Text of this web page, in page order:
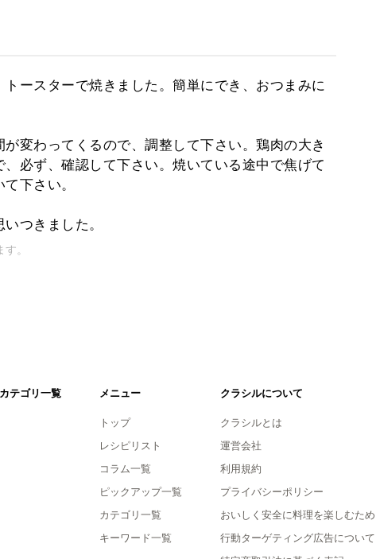
ースターで焼きました。簡単にでき、おつまみに
変わってくるので、調整して下さい。鶏肉の大き
必ず、確認して下さい。焼いている途中で焦げて
下さい。
つきました。
。
カテゴリ一覧 メニュー
トップ
レシピリスト
コラム一覧
ピックアップ一覧
カテゴリ一覧
キーワード一覧
クラシルについて
クラシルとは
運営会社
利用規約
プライバシーポリシー
おいしく安全に料理を楽しむため
行動ターゲティング広告について